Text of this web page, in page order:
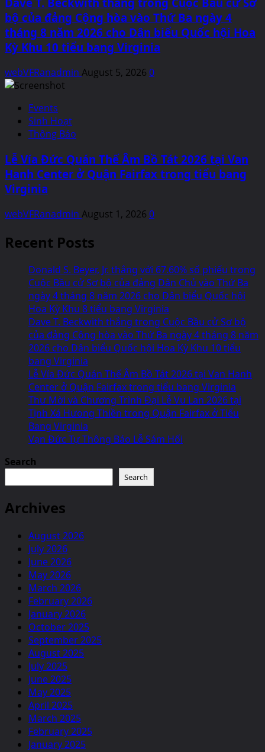
bộ của đảng Cộng hòa vào Thứ Ba ngày 4
tháng 8 năm 2026 cho Dân biểu Quốc hội Hoa
Kỳ Khu 10 tiểu bang Virginia
webVFRanadmin August 5, 2026 0
Events
Sinh Hoạt
Thông Báo
Lễ Vía Đức Quán Thế Âm Bồ Tát 2026 tại Van
Hanh Center ở Quận Fairfax trong tiểu bang
Virginia
webVFRanadmin August 1, 2026 0
Recent Posts
Donald S. Beyer, Jr. thắng với 67.60% số phiếu trong
Cuộc Bầu cử Sơ bộ của đảng Dân Chủ vào Thứ Ba
ngày 4 tháng 8 năm 2026 cho Dân biểu Quốc hội
Hoa Kỳ Khu 8 tiểu bang Virginia
Dave T. Beckwith thắng trong Cuộc Bầu cử Sơ bộ
của đảng Cộng hòa vào Thứ Ba ngày 4 tháng 8 năm
2026 cho Dân biểu Quốc hội Hoa Kỳ Khu 10 tiểu
bang Virginia
Lễ Vía Đức Quán Thế Âm Bồ Tát 2026 tại Van Hanh
Center ở Quận Fairfax trong tiểu bang Virginia
Thư Mời và Chương Trình Đại Lễ Vu Lan 2026 tại
Tịnh Xá Hưong Thiền trong Quận Fairfax ở Tiểu
Bang Virginia
Vạn Đức Tự Thông Báo Lễ Sám Hối
Search
Search
Archives
August 2026
July 2026
June 2026
May 2026
March 2026
February 2026
January 2026
October 2025
September 2025
August 2025
July 2025
June 2025
May 2025
April 2025
March 2025
February 2025
January 2025